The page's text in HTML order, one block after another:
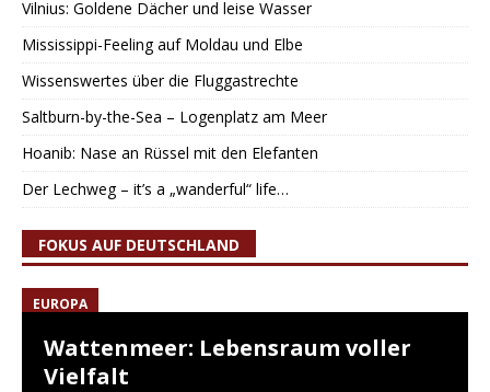
Vilnius: Goldene Dächer und leise Wasser
Mississippi-Feeling auf Moldau und Elbe
Wissenswertes über die Fluggastrechte
Saltburn-by-the-Sea – Logenplatz am Meer
Hoanib: Nase an Rüssel mit den Elefanten
Der Lechweg – it’s a „wanderful“ life…
FOKUS AUF DEUTSCHLAND
EUROPA
Wattenmeer: Lebensraum voller
Vielfalt